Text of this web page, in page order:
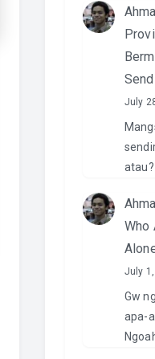
July
atau?
Who
July
Gw
apa-